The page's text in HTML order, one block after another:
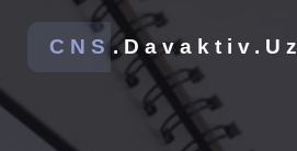
CNS.Davaktiv.Uz